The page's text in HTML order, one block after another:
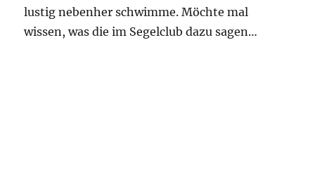
lustig nebenher schwimme. Möchte mal
wissen, was die im Segelclub dazu sagen…